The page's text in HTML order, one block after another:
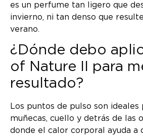
es un perfume tan ligero que
invierno, ni tan denso que
verano.
¿Dónde debo
of Nature II para
resultado?
Los puntos de pulso son ideales
muñecas, cuello y detrás de las
donde el calor corporal ayuda a